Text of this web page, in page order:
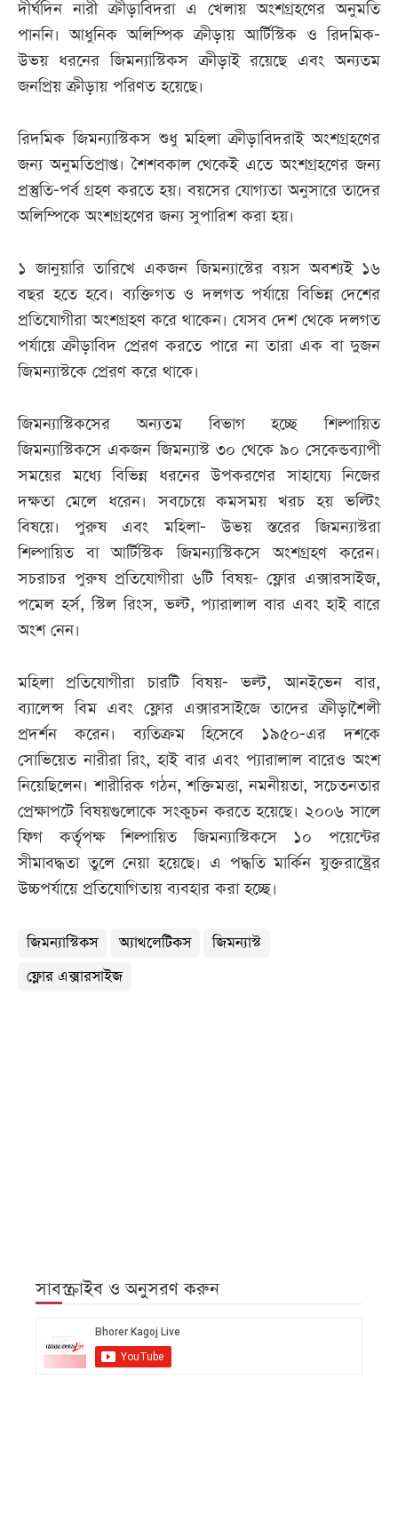
দীর্ঘদিন নারী ক্রীড়াবিদরা এ খেলায় অংশগ্রহণের অনুমতি
পাননি। আধুনিক অলিম্পিক ক্রীড়ায় আর্টিস্টিক ও রিদমিক-
উভয় ধরনের জিমন্যাস্টিকস ক্রীড়াই রয়েছে এবং অন্যতম
জনপ্রিয় ক্রীড়ায় পরিণত হয়েছে।
রিদমিক জিমন্যাস্টিকস শুধু মহিলা ক্রীড়াবিদরাই অংশগ্রহণের
জন্য অনুমতিপ্রাপ্ত। শৈশবকাল থেকেই এতে অংশগ্রহণের জন্য
প্রস্তুতি-পর্ব গ্রহণ করতে হয়। বয়সের যোগ্যতা অনুসারে তাদের
অলিম্পিকে অংশগ্রহণের জন্য সুপারিশ করা হয়।
১ জানুয়ারি তারিখে একজন জিমন্যাস্টের বয়স অবশ্যই ১৬
বছর হতে হবে। ব্যক্তিগত ও দলগত পর্যায়ে বিভিন্ন দেশের
প্রতিযোগীরা অংশগ্রহণ করে থাকেন। যেসব দেশ থেকে দলগত
পর্যায়ে ক্রীড়াবিদ প্রেরণ করতে পারে না তারা এক বা দুজন
জিমন্যাস্টকে প্রেরণ করে থাকে।
জিমন্যাস্টিকসের অন্যতম বিভাগ হচ্ছে শিল্পায়িত
জিমন্যাস্টিকসে একজন জিমন্যাস্ট ৩০ থেকে ৯০ সেকেন্ডব্যাপী
সময়ের মধ্যে বিভিন্ন ধরনের উপকরণের সাহায্যে নিজের
দক্ষতা মেলে ধরেন। সবচেয়ে কমসময় খরচ হয় ভল্টিং
বিষয়ে। পুরুষ এবং মহিলা- উভয় স্তরের জিমন্যাস্টরা
শিল্পায়িত বা আর্টিস্টিক জিমন্যাস্টিকসে অংশগ্রহণ করেন।
সচরাচর পুরুষ প্রতিযোগীরা ৬টি বিষয়- ফ্লোর এক্সারসাইজ,
পমেল হর্স, স্টিল রিংস, ভল্ট, প্যারালাল বার এবং হাই বারে
অংশ নেন।
মহিলা প্রতিযোগীরা চারটি বিষয়- ভল্ট, আনইভেন বার,
ব্যালেন্স বিম এবং ফ্লোর এক্সারসাইজে তাদের ক্রীড়াশৈলী
প্রদর্শন করেন। ব্যতিক্রম হিসেবে ১৯৫০-এর দশকে
সোভিয়েত নারীরা রিং, হাই বার এবং প্যারালাল বারেও অংশ
নিয়েছিলেন। শারীরিক গঠন, শক্তিমত্তা, নমনীয়তা, সচেতনতার
প্রেক্ষাপটে বিষয়গুলোকে সংকুচন করতে হয়েছে। ২০০৬ সালে
ফিগ কর্তৃপক্ষ শিল্পায়িত জিমন্যাস্টিকসে ১০ পয়েন্টের
সীমাবদ্ধতা তুলে নেয়া হয়েছে। এ পদ্ধতি মার্কিন যুক্তরাষ্ট্রের
উচ্চপর্যায়ে প্রতিযোগিতায় ব্যবহার করা হচ্ছে।
জিমন্যাস্টিকস অ্যাথলেটিকস
জিমন্যাস্ট
ফ্লোর এক্সারসাইজ
সাবস্ক্রাইব ও অনুসরণ করুন